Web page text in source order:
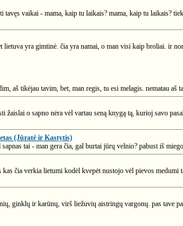
vaikai - mama, kaip tu laikais? mama, kaip tu laikais?
yra gimtinė. čia yra namai, o man visi kaip broliai. ir
aš tikėjau tavim, bet, man regis, tu esi melagis. nematau
o sapno nėra vėl vartau seną knygą tą, kurioj savo
(Jūratė ir Kastytis)
tai - man gera čia, gal burtai jūrų velnio? pabust iš
čia verkia lietumi kodėl kvepėt nustojo vėl pievos
ginklų ir karūnų, virš liežuvių aistringų vargonų. pas tave